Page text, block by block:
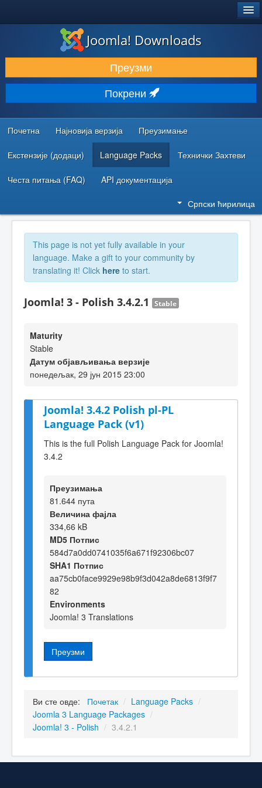
ПРЕУЗИМАЊЕ И ПРОШИРЕЊА (ЕКСТЕНЗИЈЕ)
ОТКРИЈТЕ И НАУЧИТЕ
ЗАЈЕДНИЦА И ПОДРШКА
РЕСУРСИ ЗА РАЗВОЈ
Joomla! Downloads
Преузми
Покрени
Почетна Најновија верзија Преузимање
Екстензије (додаци) Language Packs Технички Захтеви
Честа питања (FAQ) API документација
Српски ћирилица
This page is not yet fully available in your
language. Make a gift to your community by
translating it! Click here to start.
Joomla! 3 - Polish 3.4.2.1 Stable
Maturity
Stable
Датум објављивања верзије
понедељак, 29 јун 2015 23:00
Joomla! 3.4.2 Polish pl-PL
Language Pack (v1)
This is the full Polish Language Pack for Joomla!
3.4.2
Преузимања
81.644 пута
Величина фајла
334,66 kB
MD5 Потпис
584d7a0dd0741035f6a671f92306bc07
SHA1 Потпис
aa75cb0face9929e98b9f3d042a8de6813f9f7
82
Environments
Joomla! 3 Translations
Преузми
Ви сте овде: Почетак / Language Packs /
Joomla 3 Language Packages /
Joomla! 3 - Polish / 3.4.2.1